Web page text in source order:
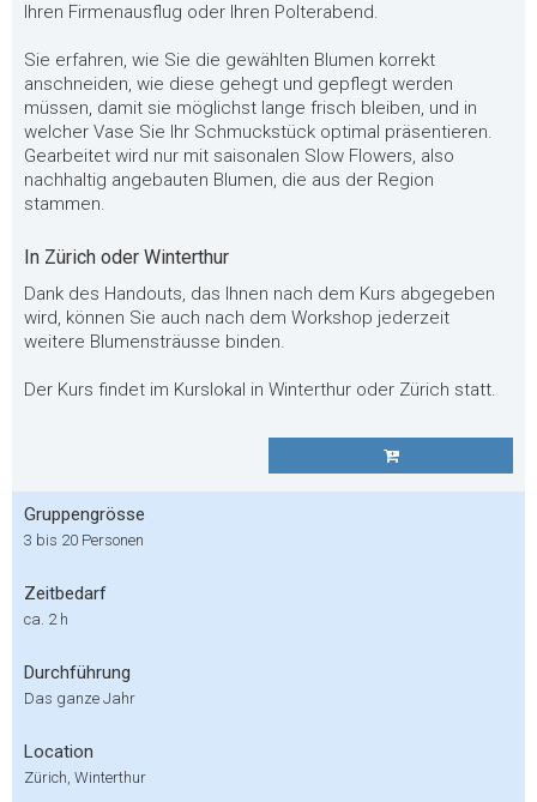
Ihren Firmenausflug oder Ihren Polterabend.
Sie erfahren, wie Sie die gewählten Blumen korrekt
anschneiden, wie diese gehegt und gepflegt werden
müssen, damit sie möglichst lange frisch bleiben, und in
welcher Vase Sie Ihr Schmuckstück optimal präsentieren.
Gearbeitet wird nur mit saisonalen Slow Flowers, also
nachhaltig angebauten Blumen, die aus der Region
stammen.
In Zürich oder Winterthur
Dank des Handouts, das Ihnen nach dem Kurs abgegeben
wird, können Sie auch nach dem Workshop jederzeit
weitere Blumensträusse binden.
Der Kurs findet im Kurslokal in Winterthur oder Zürich statt.
Gruppengrösse
3 bis 20 Personen
Zeitbedarf
ca. 2 h
Durchführung
Das ganze Jahr
Location
Zürich, Winterthur